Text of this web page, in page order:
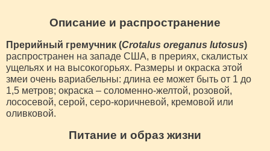
Описание и распространение
Прерийный гремучник (Crotalus oreganus lutosus)
распространен на западе США, в прериях, скалистых
ущельях и на высокогорьях. Размеры и окраска этой
змеи очень вариабельны: длина ее может быть от 1 до
1,5 метров; окраска – соломенно-желтой, розовой,
лососевой, серой, серо-коричневой, кремовой или
оливковой.
Питание и образ жизни